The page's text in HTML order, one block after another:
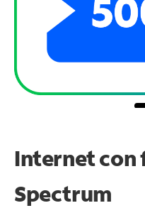
Internet con
Spectrum